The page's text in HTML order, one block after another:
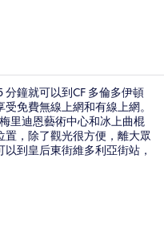
鐘就可以到CF 多倫多伊頓
免費無線上網和有線上網。
里迪恩藝術中心和冰上曲棍
，除了觀光很方便，離大眾
到皇后東街維多利亞街站，